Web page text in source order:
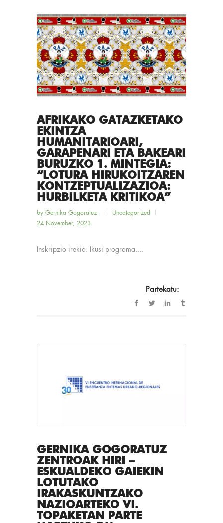
AFRIKAKO GATAZKETAKO
EKINTZA
HUMANITARIOARI,
GARAPENARI ETA BAKEARI
BURUZKO 1. MINTEGIA:
“LOTURA HIRUKOITZAREN
KONTZEPTUALIZAZIOA:
HURBILKETA KRITIKOA”
by Gernika Gogoratuz
Uncategorized
24 November, 2023
Inskripzio irekia. Ikusi programa....
Partekatu:
GERNIKA GOGORATUZ
ZENTROAK HIRI –
ESKUALDEKO GAIEKIN
LOTUTAKO
IRAKASKUNTZAKO
NAZIOARTEKO VI.
TOPAKETAN PARTE